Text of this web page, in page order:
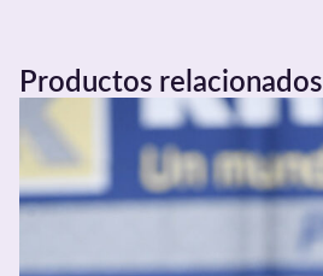
Productos relacionados